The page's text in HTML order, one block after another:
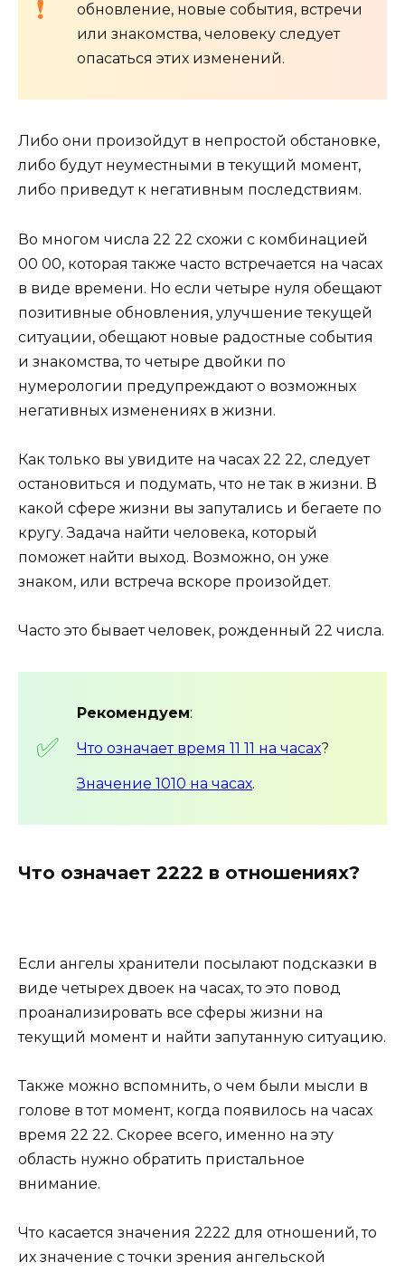
обновление, новые события, встречи
или знакомства, человеку следует
опасаться этих изменений.
Либо они произойдут в непростой обстановке,
либо будут неуместными в текущий момент,
либо приведут к негативным последствиям.
Во многом числа 22 22 схожи с комбинацией
00 00, которая также часто встречается на часах
в виде времени. Но если четыре нуля обещают
позитивные обновления, улучшение текущей
ситуации, обещают новые радостные события
и знакомства, то четыре двойки по
нумерологии предупреждают о возможных
негативных изменениях в жизни.
Как только вы увидите на часах 22 22, следует
остановиться и подумать, что не так в жизни. В
какой сфере жизни вы запутались и бегаете по
кругу. Задача найти человека, который
поможет найти выход. Возможно, он уже
знаком, или встреча вскоре произойдет.
Часто это бывает человек, рожденный 22 числа.
Рекомендуем:
Что означает время 11 11 на часах?
Значение 1010 на часах.
Что означает 2222 в отношениях?
Если ангелы хранители посылают подсказки в
виде четырех двоек на часах, то это повод
проанализировать все сферы жизни на
текущий момент и найти запутанную ситуацию.
Также можно вспомнить, о чем были мысли в
голове в тот момент, когда появилось на часах
время 22 22. Скорее всего, именно на эту
область нужно обратить пристальное
внимание.
Что касается значения 2222 для отношений, то
их значение с точки зрения ангельской